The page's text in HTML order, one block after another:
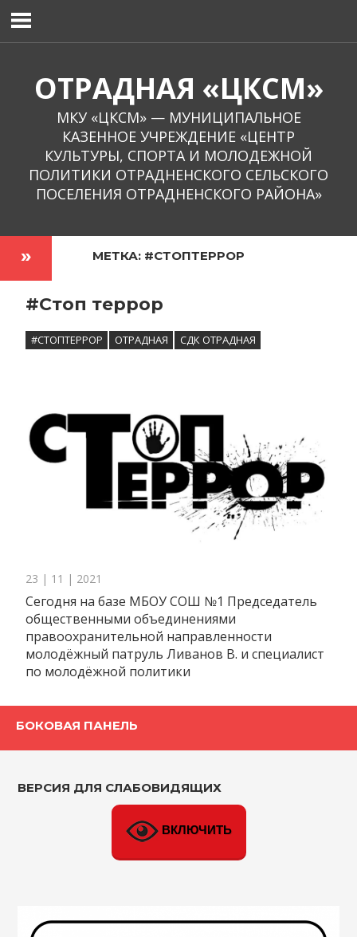
содержимому
ОТРАДНАЯ «ЦКСМ»
МКУ «ЦКСМ» — МУНИЦИПАЛЬНОЕ
КАЗЕННОЕ УЧРЕЖДЕНИЕ «ЦЕНТР
КУЛЬТУРЫ, СПОРТА И МОЛОДЕЖНОЙ
ПОЛИТИКИ ОТРАДНЕНСКОГО СЕЛЬСКОГО
ПОСЕЛЕНИЯ ОТРАДНЕНСКОГО РАЙОНА»
МЕТКА: #СТОПТЕРРОР
#Стоп террор
#СТОПТЕРРОР ОТРАДНАЯ СДК ОТРАДНАЯ
23 | 11 | 2021
Сегодня на базе МБОУ СОШ №1 Председатель
общественными объединениями
правоохранительной направленности
молодёжный патруль Ливанов В. и специалист
по молодёжной политики
БОКОВАЯ ПАНЕЛЬ
ВЕРСИЯ ДЛЯ СЛАБОВИДЯЩИХ
ВКЛЮЧИТЬ